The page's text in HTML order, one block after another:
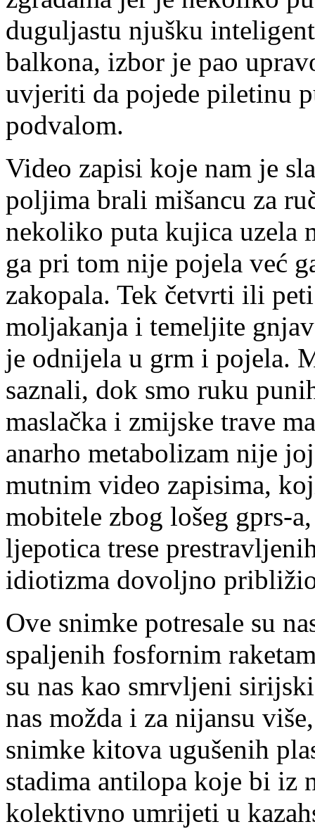
duguljastu njušku
balkona, izbor je pao
uvjeriti da pojede piletinu
podvalom.
Video zapisi koje nam je
poljima brali mišancu za
nekoliko puta kujica uzela
ga pri tom nije pojela već
zakopala. Tek četvrti ili
moljakanja i temeljite
je odnijela u grm i pojela.
saznali, dok smo ruku
maslačka i zmijske trave
anarho metabolizam nije
mutnim video zapisima,
mobitele zbog lošeg gprs-
ljepotica trese
idiotizma dovoljno
Ove snimke potresale su
spaljenih fosfornim
su nas kao smrvljeni
nas možda i za nijansu
snimke kitova ugušenih
stadima antilopa koje bi iz
kolektivno umrijeti u